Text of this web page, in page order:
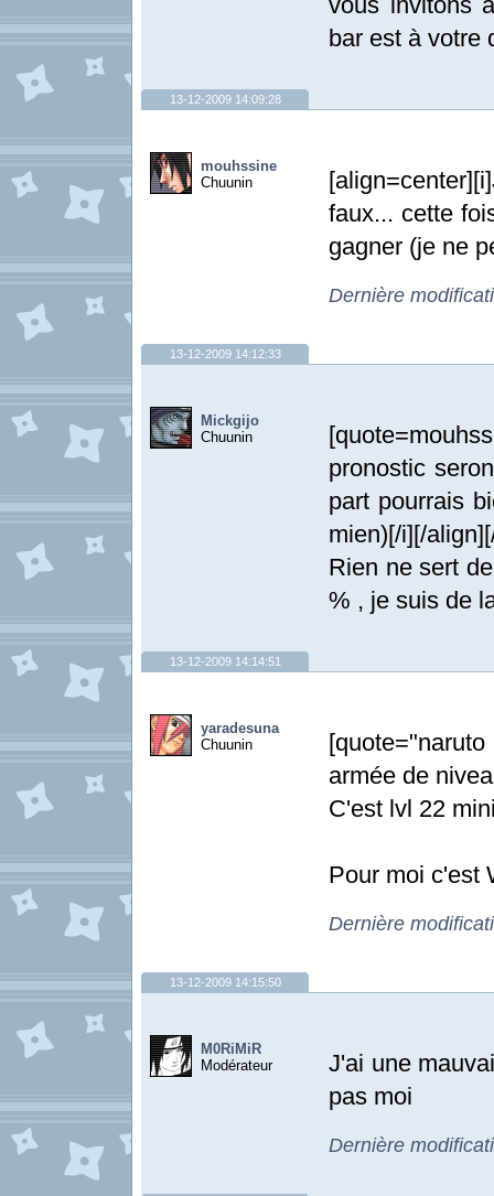
bar est à votre
13-12-2009 14:09:28
mouhssine
Chuunin
faux... cette
gagner (je ne
Dernière
13-12-2009 14:12:33
Mickgijo
Chuunin
pronostic
part pourrais
mien)[/i][/
Rien ne sert
% , je suis de
13-12-2009 14:14:51
yaradesuna
Chuunin
armée de
C'est lvl 22
Pour moi c'est
Dernière
13-12-2009 14:15:50
M0RiMiR
Modérateur
J'ai une
pas moi
Dernière